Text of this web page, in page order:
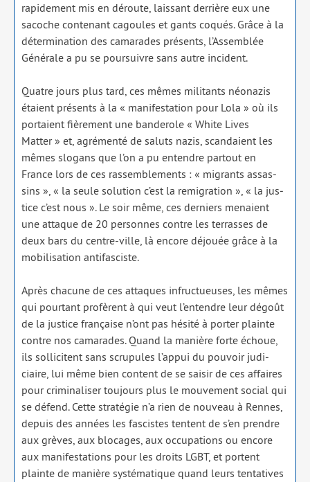
rapi­de­ment mis en déroute, lais­sant der­rière eux une
sacoche conte­nant cagoules et gants coqués. Grâce à la
déter­mi­na­tion des cama­rades pré­sents, l’Assemblée
Générale a pu se pour­suivre sans autre inci­dent.
Quatre jours plus tard, ces mêmes mili­tants néo­na­zis
étaient pré­sents à la « mani­fes­ta­tion pour Lola » où ils
por­taient fiè­re­ment une ban­de­role « White Lives
Matter » et, agré­men­té de saluts nazis, scan­daient les
mêmes slo­gans que l’on a pu entendre par­tout en
France lors de ces ras­sem­ble­ments : « migrants assas­
sins », « la seule solu­tion c’est la remi­gra­tion », « la jus­
tice c’est nous ». Le soir même, ces der­niers menaient
une attaque de 20 per­sonnes contre les ter­rasses de
deux bars du centre-ville, là encore déjouée grâce à la
mobi­li­sa­tion anti­fas­ciste.
Après cha­cune de ces attaques infruc­tueuses, les mêmes
qui pour­tant pro­fèrent à qui veut l’en­tendre leur dégoût
de la jus­tice fran­çaise n’ont pas hési­té à por­ter plainte
contre nos cama­rades. Quand la manière forte échoue,
ils sol­li­citent sans scru­pules l’ap­pui du pou­voir judi­
ciaire, lui même bien content de se sai­sir de ces affaires
pour cri­mi­na­li­ser tou­jours plus le mou­ve­ment social qui
se défend. Cette stra­té­gie n’a rien de nou­veau à Rennes,
depuis des années les fas­cistes tentent de s’en prendre
aux grèves, aux blo­cages, aux occu­pa­tions ou encore
aux mani­fes­ta­tions pour les droits LGBT, et portent
plainte de manière sys­té­ma­tique quand leurs ten­ta­tives